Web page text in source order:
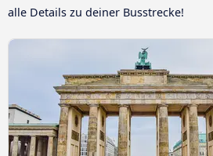
alle Details zu deiner Busstrecke!